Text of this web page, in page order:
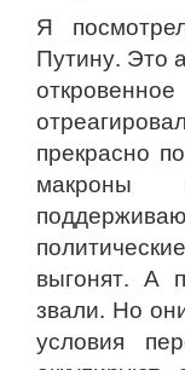
Я
Путину. Это
прекрасно
макроны
выгонят. А
звали. Но
условия